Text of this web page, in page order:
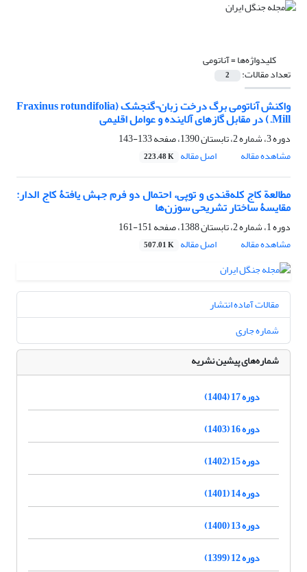
کلیدواژه‌ها =آناتومی
تعداد مقالات: 2
واکنش آناتومی برگ درخت زبان¬گنجشک (Fraxinus rotundifolia
Mill.) در مقابل گازهای آلاینده و عوامل اقلیمی
دوره 3، شماره 2، تابستان 1390، صفحه
133-143
مشاهده مقاله
اصل مقاله 223.48 K
مطالعة کاج کله‌قندی و توپی، احتمال دو فرم‌ جهش یافتۀ کاج الدار:
مقایسۀ ساختار تشریحی سوزن‌ها
دوره 1، شماره 2، تابستان 1388، صفحه
151-161
مشاهده مقاله
اصل مقاله 507.01 K
مقالات آماده انتشار
شماره جاری
شماره‌های پیشین نشریه
دوره 17 (1404)
دوره 16 (1403)
دوره 15 (1402)
دوره 14 (1401)
دوره 13 (1400)
دوره 12 (1399)